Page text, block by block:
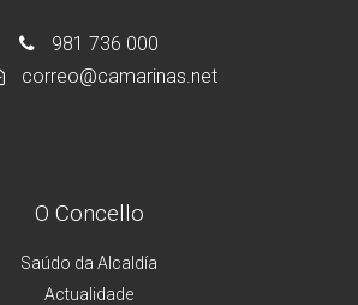
981 736 000
correo@camarinas.net
O Concello
Saúdo da Alcaldía
Actualidade